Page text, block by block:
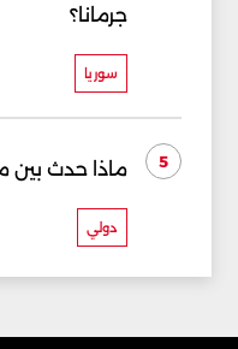
جرمانا؟
سوريا
5 ماذا حدث بين
دولي